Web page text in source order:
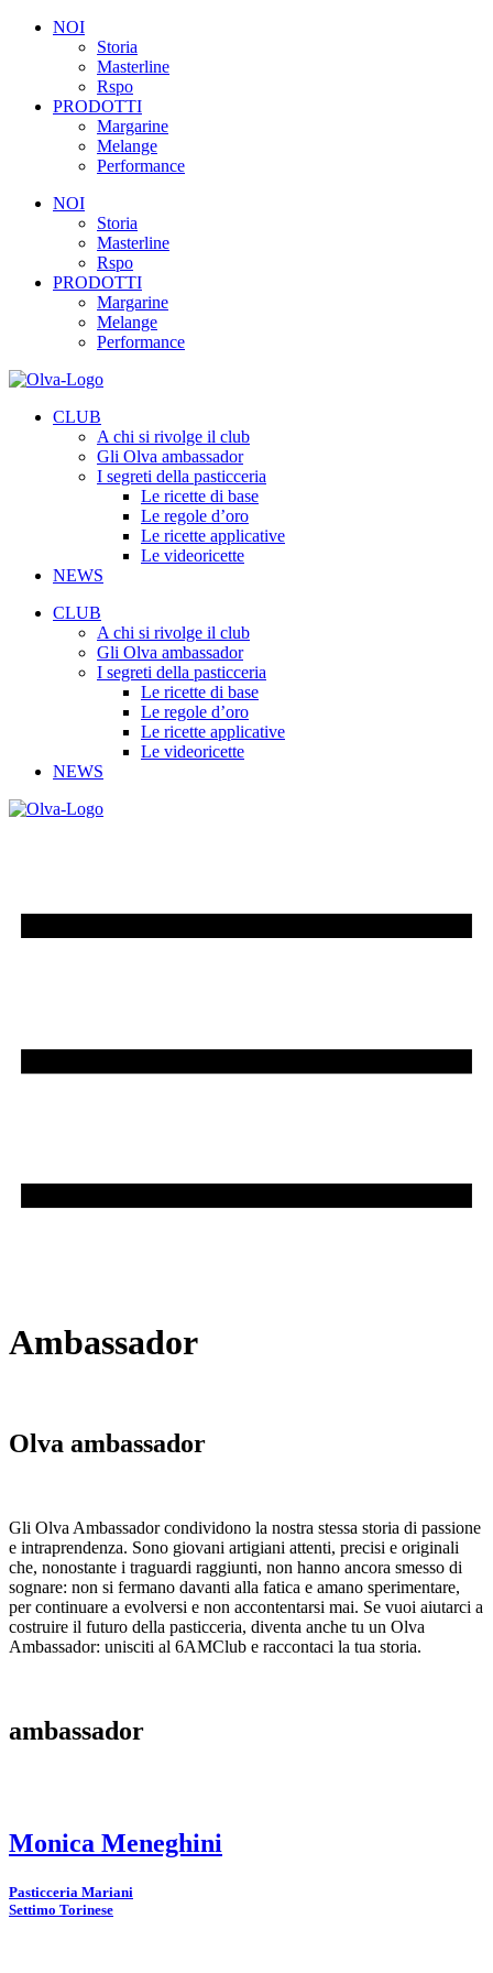
NOI
Storia
Masterline
Rspo
PRODOTTI
Margarine
Melange
Performance
NOI
Storia
Masterline
Rspo
PRODOTTI
Margarine
Melange
Performance
CLUB
A chi si rivolge il club
Gli Olva ambassador
I segreti della pasticceria
Le ricette di base
Le regole d’oro
Le ricette applicative
Le videoricette
NEWS
CLUB
A chi si rivolge il club
Gli Olva ambassador
I segreti della pasticceria
Le ricette di base
Le regole d’oro
Le ricette applicative
Le videoricette
NEWS
Ambassador
Olva ambassador
Gli Olva Ambassador condividono la nostra stessa storia di passione
e intraprendenza. Sono giovani artigiani attenti, precisi e originali
che, nonostante i traguardi raggiunti, non hanno ancora smesso di
sognare: non si fermano davanti alla fatica e amano sperimentare,
per continuare a evolversi e non accontentarsi mai. Se vuoi aiutarci a
costruire il futuro della pasticceria, diventa anche tu un Olva
Ambassador: unisciti al 6AMClub e raccontaci la tua storia.
ambassador
Monica Meneghini
Pasticceria Mariani
Settimo Torinese